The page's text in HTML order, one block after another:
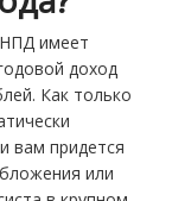
имеет
доход
Как только
вам придется
или